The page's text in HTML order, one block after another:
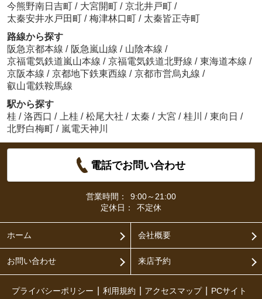
今熊野南日吉町 / 大宮開町 / 京北井戸町 /
太秦安井水戸田町 / 梅津林口町 / 太秦皆正寺町
路線から探す
阪急京都本線 / 阪急嵐山線 / 山陰本線 /
京福電気鉄道嵐山本線 / 京福電気鉄道北野線 / 東海道本線 /
京阪本線 / 京都地下鉄東西線 / 京都市営烏丸線 /
叡山電鉄鞍馬線
駅から探す
桂 / 洛西口 / 上桂 / 松尾大社 / 太秦 / 大宮 / 桂川 / 東向日 /
北野白梅町 / 嵐電天神川
電話でお問い合わせ
営業時間：
9:00～21:00
定休日：
不定休
ホーム 会社概要
お問い合わせ 来店予約
プライバシーポリシー 利用規約 アクセスマップ
PCサイト